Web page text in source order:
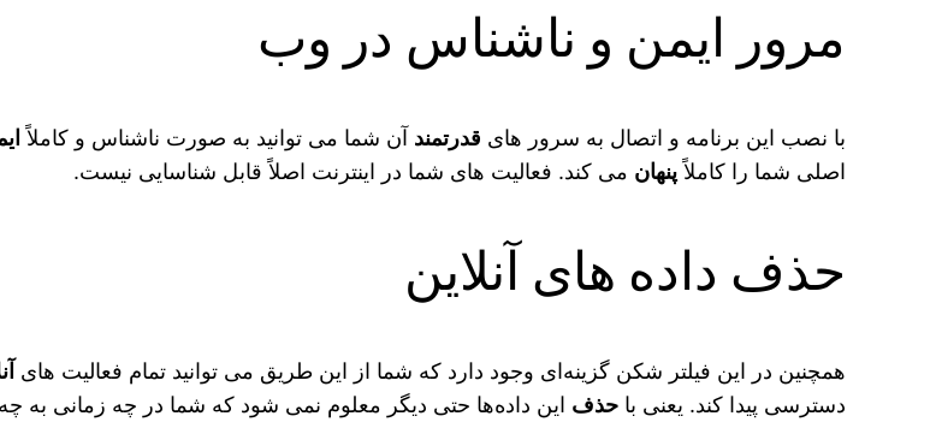
مرور ایمن و‌ ناشناس در وب
با نصب این برنامه و اتصال به سرور های قدرتمند آن شما می‌ توانید به صورت ناشناس و کاملاً
اصلی شما را کاملاًپنهان می‌ کند. فعالیت‌ های شما در اینترنت اصلاً قابل شناسایی نیست.
حذف داده های آنلاین
همچنین در این فیلتر شکن گزینه‌ای وجود دارد که شما از این طریق می‌ توانید تمام فعالیت‌‌ های
دسترسی پیدا کند. یعنی باحذف این داده‌ها حتی دیگر معلوم نمی‌ شود که شما در چه زمانی به